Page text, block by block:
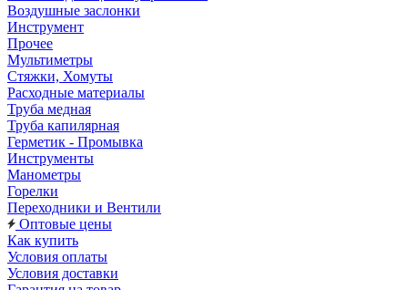
Воздушные заслонки
Инструмент
Прочее
Мультиметры
Стяжки, Хомуты
Расходные материалы
Труба медная
Труба капилярная
Герметик - Промывка
Инструменты
Манометры
Горелки
Переходники и Вентили
Оптовые цены
Как купить
Условия оплаты
Условия доставки